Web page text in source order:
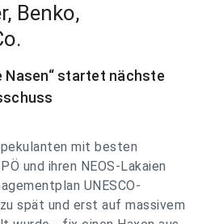
Benko,
Nasen“ startet nächste
mit besten
und ihren NEOS-Lakaien
UNESCO-
spät und erst auf massivem